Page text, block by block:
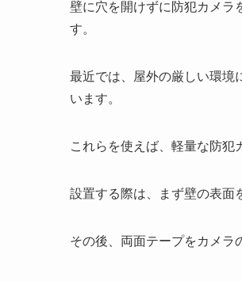
壁に穴を開けずに防犯カメラ
す。
最近では、屋外の厳しい環境
います。
これらを使えば、 軽量な防犯
設置する際は、まず壁の表面
その後、両面テープをカメラ